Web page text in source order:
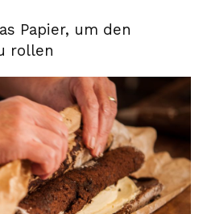
Papier, um den
rollen